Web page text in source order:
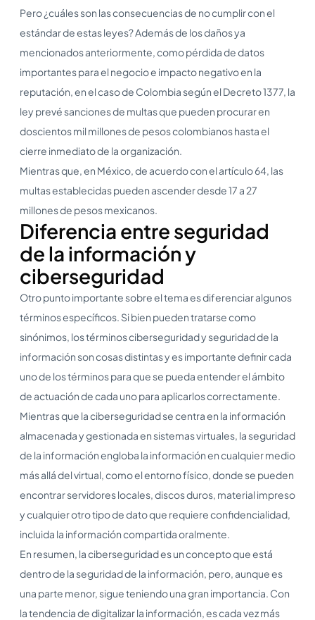
Pero ¿cuáles son las consecuencias de no cumplir con el
estándar de estas leyes? Además de los daños ya
mencionados anteriormente, como pérdida de datos
importantes para el negocio e impacto negativo en la
reputación, en el caso de Colombia según el Decreto 1377, la
ley prevé sanciones de multas que pueden procurar en
doscientos mil millones de pesos colombianos hasta el
cierre inmediato de la organización.
Mientras que, en México, de acuerdo con el artículo 64, las
multas establecidas pueden ascender desde 17 a 27
millones de pesos mexicanos.
Diferencia entre seguridad
de la información y
ciberseguridad
Otro punto importante sobre el tema es diferenciar algunos
términos específicos. Si bien pueden tratarse como
sinónimos, los términos ciberseguridad y seguridad de la
información son cosas distintas y es importante definir cada
uno de los términos para que se pueda entender el ámbito
de actuación de cada uno para aplicarlos correctamente.
Mientras que la ciberseguridad se centra en la información
almacenada y gestionada en sistemas virtuales, la seguridad
de la información engloba la información en cualquier medio
más allá del virtual, como el entorno físico, donde se pueden
encontrar servidores locales, discos duros, material impreso
y cualquier otro tipo de dato que requiere confidencialidad,
incluida la información compartida oralmente.
En resumen, la ciberseguridad es un concepto que está
dentro de la seguridad de la información, pero, aunque es
una parte menor, sigue teniendo una gran importancia. Con
la tendencia de digitalizar la información, es cada vez más